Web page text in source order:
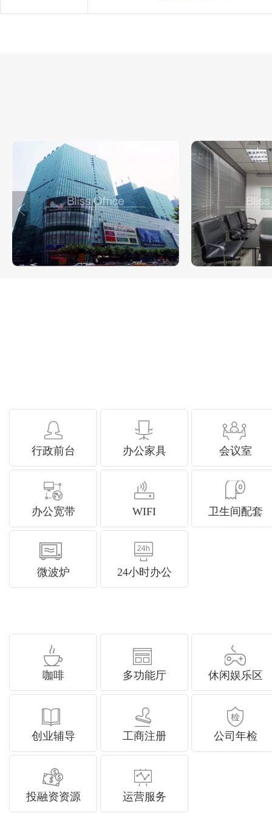
行政前台 办公家具 会议室
办公宽带 WIFI 卫生间配套
微波炉 24小时办公
咖啡 多功能厅 休闲娱乐区
创业辅导 工商注册 公司年检
投融资资源 运营服务